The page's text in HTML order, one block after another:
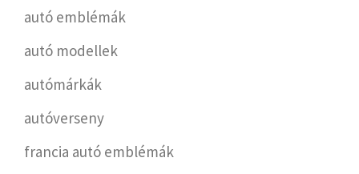
autó emblémák
autó modellek
autómárkák
autóverseny
francia autó emblémák